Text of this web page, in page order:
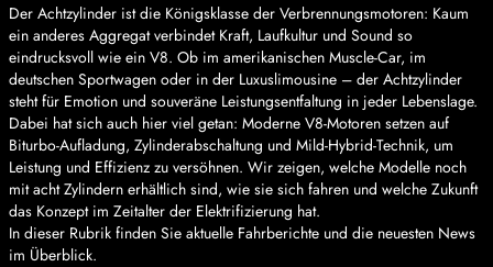
Der Achtzylinder ist die Königsklasse der Verbrennungsmotoren: Kaum
ein anderes Aggregat verbindet Kraft, Laufkultur und Sound so
eindrucksvoll wie ein V8. Ob im amerikanischen Muscle-Car, im
deutschen Sportwagen oder in der Luxuslimousine – der Achtzylinder
steht für Emotion und souveräne Leistungsentfaltung in jeder Lebenslage.
Dabei hat sich auch hier viel getan: Moderne V8-Motoren setzen auf
Biturbo-Aufladung, Zylinderabschaltung und Mild-Hybrid-Technik, um
Leistung und Effizienz zu versöhnen. Wir zeigen, welche Modelle noch
mit acht Zylindern erhältlich sind, wie sie sich fahren und welche Zukunft
das Konzept im Zeitalter der Elektrifizierung hat.
In dieser Rubrik finden Sie aktuelle Fahrberichte und die neuesten News
im Überblick.